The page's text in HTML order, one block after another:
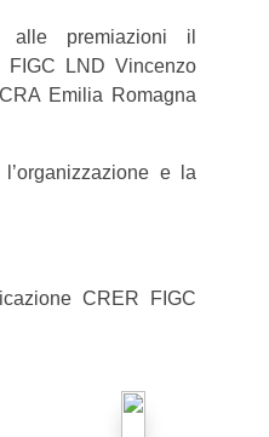
premiazioni il
FIGC LND Vincenzo
Emilia Romagna
e la
CRER FIGC